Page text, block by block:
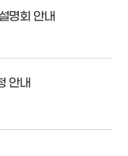
명회 안내
안내